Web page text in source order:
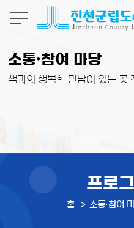
소통·참여 마당
책과의 행복한 만남이 있는 곳
프로
홈 소통·참여